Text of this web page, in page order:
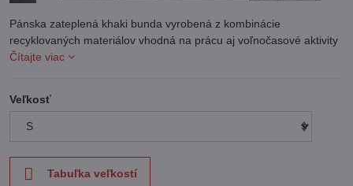
Pánska zateplená khaki bunda vyrobená z kombinácie
recyklovaných materiálov vhodná na prácu aj voľnočasové aktivity
Čítajte viac
Veľkosť
Tabuľka veľkostí